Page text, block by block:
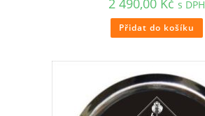
2 490,00 Kč s DPH
Přidat do košíku